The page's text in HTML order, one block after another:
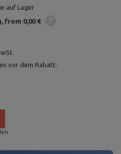
auf Lager
from 0,00 €
vor dem Rabatt: